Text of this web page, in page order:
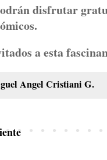
disfrutar
a esta
Angel Cristiani G.